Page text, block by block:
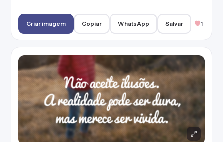
Criar imagem Copiar WhatsApp Salvar 1